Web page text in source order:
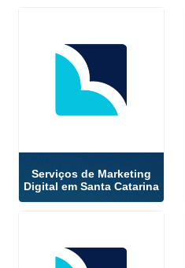
Serviços de Marketing
Digital em Santa Catarina